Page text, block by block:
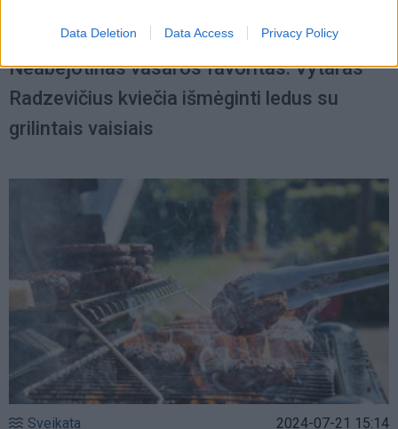
Data Deletion Data Access Privacy Policy
Receptai 2024-07-28 14:53
Neabejotinas vasaros favoritas: Vytaras
Radzevičius kviečia išmėginti ledus su
grilintais vaisiais
Sveikata 2024-07-21 15:14